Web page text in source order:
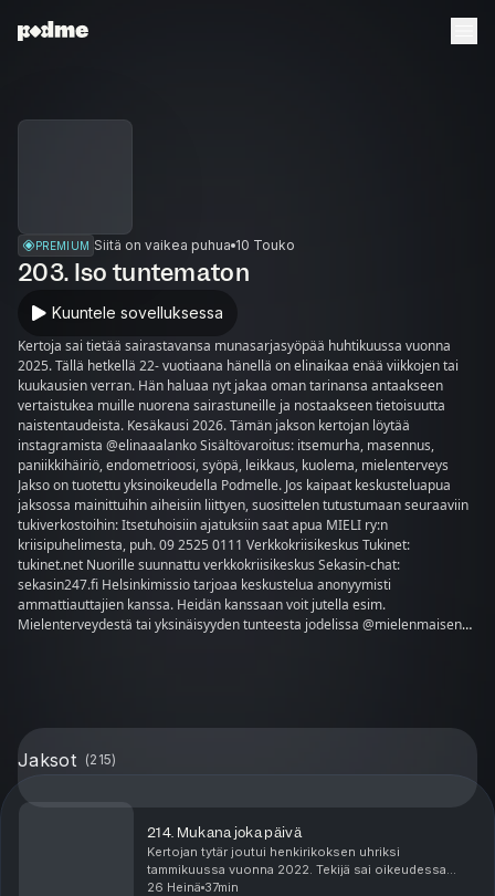
PREMIUM Siitä on vaikea puhua 10 Touko
203. Iso tuntematon
Kuuntele sovelluksessa
Kertoja sai tietää sairastavansa munasarjasyöpää huhtikuussa vuonna
2025. Tällä hetkellä 22- vuotiaana hänellä on elinaikaa enää viikkojen tai
kuukausien verran. Hän haluaa nyt jakaa oman tarinansa antaakseen
vertaistukea muille nuorena sairastuneille ja nostaakseen tietoisuutta
naistentaudeista. Kesäkausi 2026. Tämän jakson kertojan löytää
instagramista @elinaaalanko Sisältövaroitus: itsemurha, masennus,
paniikkihäiriö, endometrioosi, syöpä, leikkaus, kuolema, mielenterveys
Jakso on tuotettu yksinoikeudella Podmelle. Jos kaipaat keskusteluapua
jaksossa mainittuihin aiheisiin liittyen, suosittelen tutustumaan seuraaviin
tukiverkostoihin: Itsetuhoisiin ajatuksiin saat apua MIELI ry:n
kriisipuhelimesta, puh. 09 2525 0111 Verkkokriisikeskus Tukinet:
tukinet.net Nuorille suunnattu verkkokriisikeskus Sekasin-chat:
sekasin247.fi Helsinkimissio tarjoaa keskustelua anonyymisti
ammattiauttajien kanssa. Heidän kanssaan voit jutella esim.
Mielenterveydestä tai yksinäisyyden tunteesta jodelissa @mielenmaisena -
Psykiatrinen päivystys 24h, puh. 116 117
Jaksot (215)
214. Mukana joka päivä
Kertojan tytär joutui henkirikoksen uhriksi
tammikuussa vuonna 2022. Tekijä sai oikeudessa
murhatuomion, mutta hänet päästettiin vapauteen jo
26 Heinä 37min